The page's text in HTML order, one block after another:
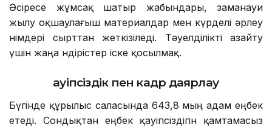
Әсіресе жұмсақ шатыр жабындары, заманауи
жылу оқшаулағыш материалдар мен күрделі әрлеу
өнімдері сырттан жеткізіледі. Тәуелділікті азайту
үшін жаңа өндірістер іске қосылмақ.
Қауіпсіздік пен кадр даярлау
Бүгінде құрылыс саласында 643,8 мың адам еңбек
етеді. Сондықтан еңбек қауіпсіздігін қамтамасыз